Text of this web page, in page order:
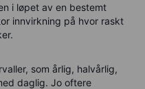
i løpet av en bestemt
innvirkning på hvor raskt
som årlig, halvårlig,
daglig. Jo oftere